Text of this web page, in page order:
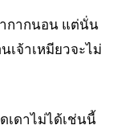
กากนอน แต่นั่น
เจ้าเหมียวจะไม่
เดาไม่ได้เช่นนี้